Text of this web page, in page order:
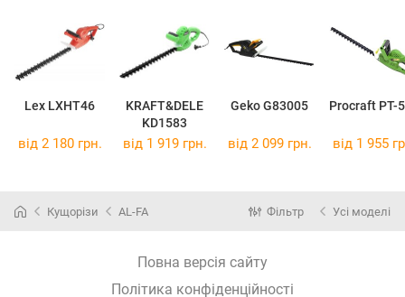
Lex LXHT46
KRAFT&DELE
KD1583
Geko G83005 Procraft PT-
від 2 180 грн. від 1 919 грн. від 2 099 грн. від 1 955
Кущорізи AL-FA Фільтр Усі моделі
Повна версія сайту
Політика конфіденційності